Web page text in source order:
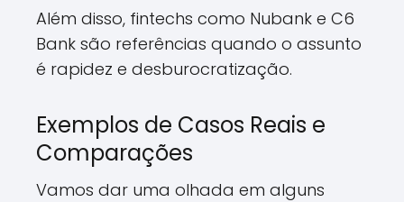
Além disso, fintechs como Nubank e C6
Bank são referências quando o assunto
é rapidez e desburocratização.
Exemplos de Casos Reais e
Comparações
Vamos dar uma olhada em alguns